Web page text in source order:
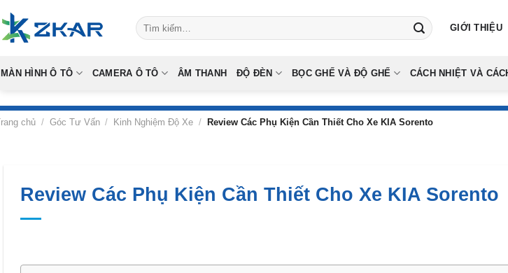
to
content
Tìm
kiếm:
GIỚI THIỆU
MÀN HÌNH Ô TÔ CAMERA Ô TÔ ÂM THANH ĐỘ ĐÈN BỌC GHẾ VÀ ĐỘ GHẾ CÁCH NHIỆT VÀ
chủ / Góc Tư Vấn / Kinh Nghiệm Độ Xe / Review Các Phụ Kiện Cần Thiết Cho Xe KIA Sorento
Review Các Phụ Kiện Cần Thiết Cho Xe KIA Sorento